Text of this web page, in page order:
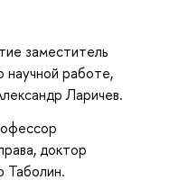
заместитель
научной работе,
Ларичев.
доктор
Таболин.